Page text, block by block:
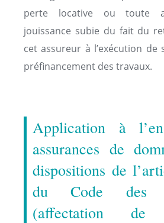
perte locative ou toute
jouissance subie du fait du
cet assureur à l’exécution de
préfinancement des travaux.
Application à
assurances de
dispositions de
du Code des
(affectation de